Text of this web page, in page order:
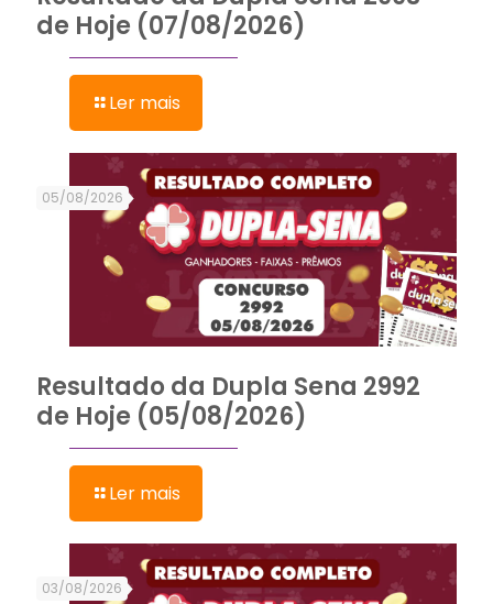
de Hoje (07/08/2026)
Ler mais
05/08/2026
Resultado da Dupla Sena 2992
de Hoje (05/08/2026)
Ler mais
03/08/2026